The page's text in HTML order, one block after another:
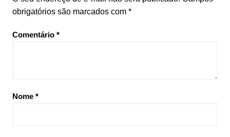
obrigatórios são marcados com *
Comentário *
Nome *